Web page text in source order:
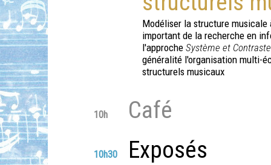
Modéliser la structure
important de la recherche en
l'approche Système et Contraste
généralité l'organisation multi-
structurels musicaux
10h Café
10h30
Exposés